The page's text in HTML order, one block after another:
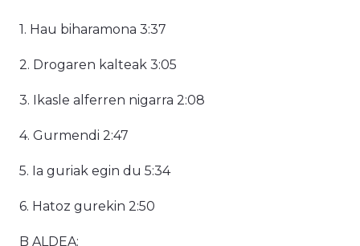
1. Hau biharamona 3:37
2. Drogaren kalteak 3:05
3. Ikasle alferren nigarra 2:08
4. Gurmendi 2:47
5. Ia guriak egin du 5:34
6. Hatoz gurekin 2:50
B ALDEA: